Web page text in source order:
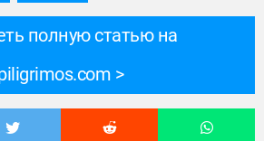
полную статью на